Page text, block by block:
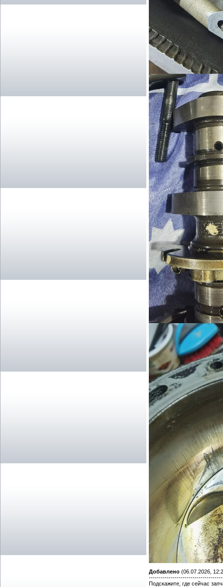
Добавлено (06.07.2026,
Подскажите, где сейчас